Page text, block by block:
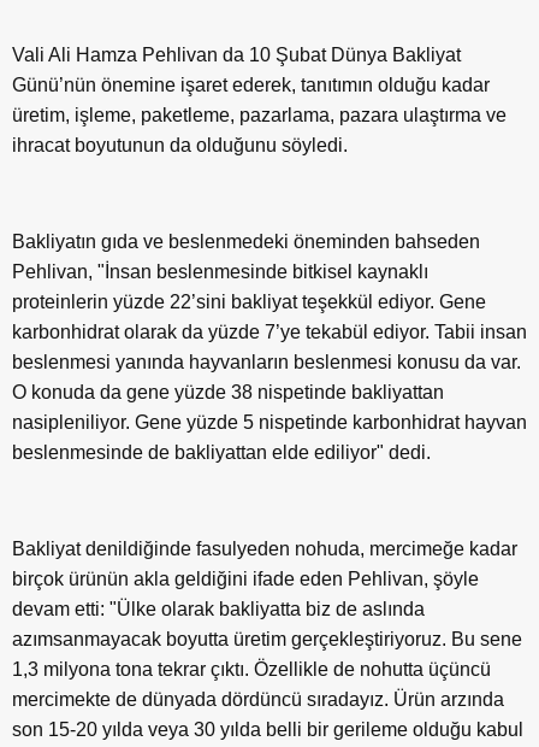
Vali Ali Hamza Pehlivan da 10 Şubat Dünya Bakliyat
Günü’nün önemine işaret ederek, tanıtımın olduğu kadar
üretim, işleme, paketleme, pazarlama, pazara ulaştırma ve
ihracat boyutunun da olduğunu söyledi.
Bakliyatın gıda ve beslenmedeki öneminden bahseden
Pehlivan, "İnsan beslenmesinde bitkisel kaynaklı
proteinlerin yüzde 22’sini bakliyat teşekkül ediyor. Gene
karbonhidrat olarak da yüzde 7’ye tekabül ediyor. Tabii insan
beslenmesi yanında hayvanların beslenmesi konusu da var.
O konuda da gene yüzde 38 nispetinde bakliyattan
nasipleniliyor. Gene yüzde 5 nispetinde karbonhidrat hayvan
beslenmesinde de bakliyattan elde ediliyor" dedi.
Bakliyat denildiğinde fasulyeden nohuda, mercimeğe kadar
birçok ürünün akla geldiğini ifade eden Pehlivan, şöyle
devam etti: "Ülke olarak bakliyatta biz de aslında
azımsanmayacak boyutta üretim gerçekleştiriyoruz. Bu sene
1,3 milyona tona tekrar çıktı. Özellikle de nohutta üçüncü
mercimekte de dünyada dördüncü sıradayız. Ürün arzında
son 15-20 yılda veya 30 yılda belli bir gerileme olduğu kabul